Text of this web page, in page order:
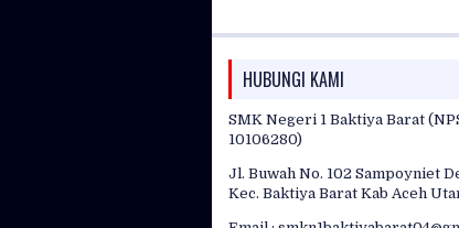
HUBUNGI KAMI
SMK Negeri 1 Baktiya Barat
10106280)
Jl. Buwah No. 102 Sampoyniet
Kec. Baktiya Barat Kab Aceh